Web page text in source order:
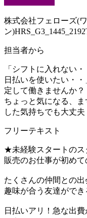
株式会社フェローズ(
ン
担当者から
「シフトに入れない
日払いを使いたい・
定して働きませんか？
ちょっと気になる、
した気持ちでも大丈
フリーテキスト
★未経験スタートのス
販売のお仕事が初め
たくさんの仲間との出
趣味が合う友達ができ
日払いアリ！急な出